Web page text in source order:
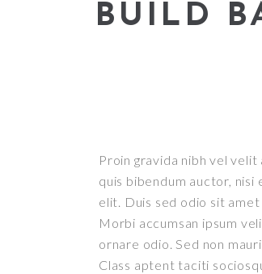
BUILD
Proin gravida nibh vel
quis bibendum auctor, nisi
elit. Duis sed odio sit
Morbi accumsan ipsum
ornare odio. Sed non
Class aptent taciti